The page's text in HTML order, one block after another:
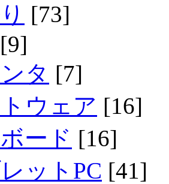
[73]
タ [7]
ウェア [16]
ード [16]
ットPC [41]